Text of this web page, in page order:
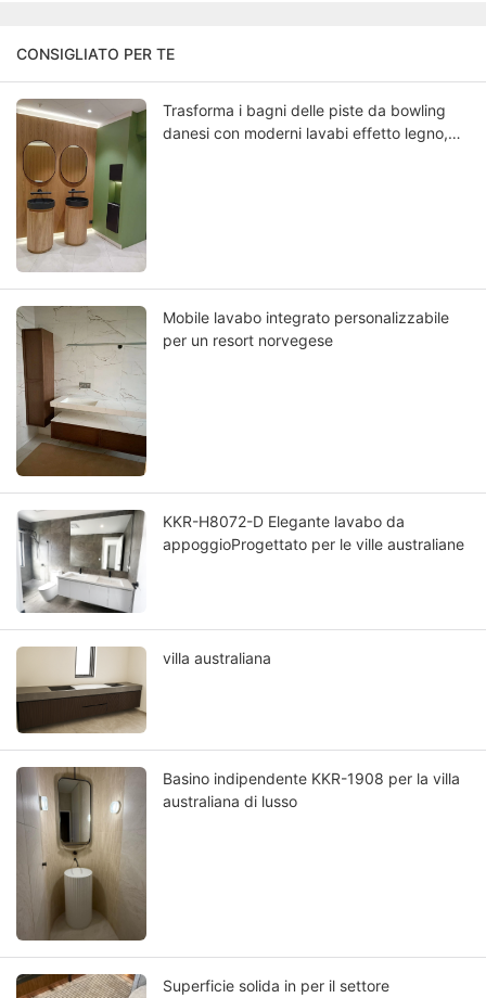
CONSIGLIATO PER TE
Trasforma i bagni delle piste da bowling
danesi con moderni lavabi effetto legno,
Mobile lavabo integrato personalizzabile
per un resort norvegese
KKR-H8072-D Elegante lavabo da
appoggioProgettato per le ville australiane
villa australiana
Basino indipendente KKR-1908 per la villa
australiana di lusso
Superficie solida in per il settore